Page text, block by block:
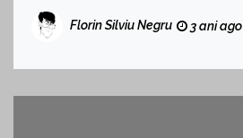
Florin Silviu Negru 3 ani ago